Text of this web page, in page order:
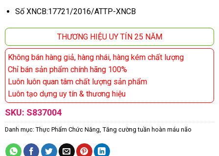
Số XNCB:17721/2016/ATTP-XNCB
THƯƠNG HIỆU UY TÍN 25 NĂM
Không bán hàng giả, hàng nhái, hàng kém chất lượng
Chỉ bán sản phẩm chính hãng 100%
Luôn luôn quan tâm chất lượng sản phẩm
Luôn tạo dựng uy tín & thương hiệu
SKU: S837004
Danh mục: Thực Phẩm Chức Năng Tăng cường tuần hoàn máu não